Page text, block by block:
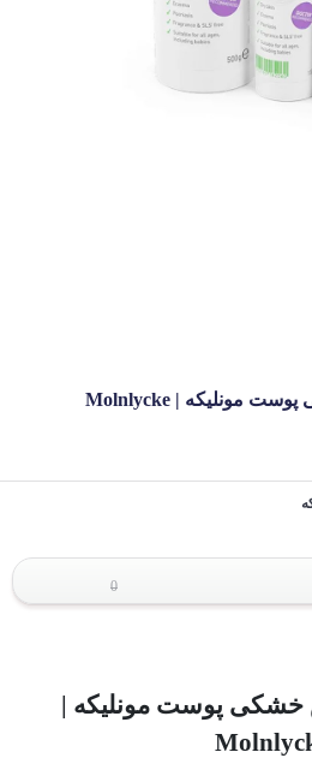
کرم اپادرم مخصوص خشکی پوست مونلیکه | Molnlycke
0
خشکی پوست مونلیکه |